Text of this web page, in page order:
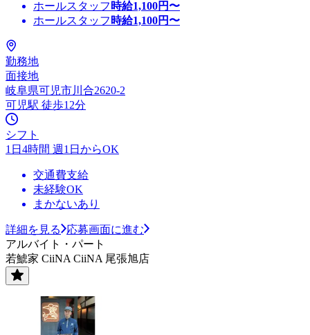
ホールスタッフ 時給1,100円〜
ホールスタッフ 時給1,100円〜
勤務地
面接地
岐阜県可児市川合2620-2
可児駅 徒歩12分
シフト
1日4時間 週1日からOK
交通費支給
未経験OK
まかないあり
詳細を見る
応募画面に進む
アルバイト・パート
若鯱家 CiiNA CiiNA 尾張旭店